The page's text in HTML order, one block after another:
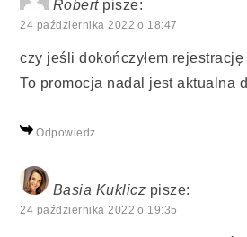
Robert pisze:
24 października 2022 o 18:47
czy jeśli dokończyłem
To promocja nadal jest aktualna
Odpowiedz
Basia Kuklicz pisze:
24 października 2022 o 19:35